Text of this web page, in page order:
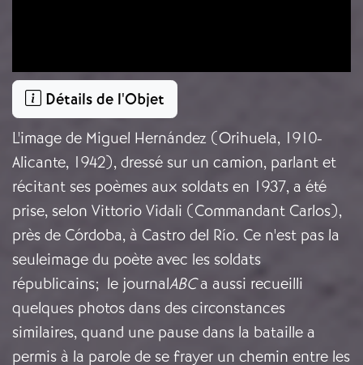
Détails de l'Objet
L'image de Miguel Hernández (Orihuela, 1910-
Alicante, 1942), dressé sur un camion, parlant et
récitant ses poèmes aux soldats en 1937, a été
prise, selon Vittorio Vidali (Commandant Carlos),
près de Córdoba, à Castro del Río. Ce n'est pas la
seuleimage du poète avec les soldats
républicains; le journalABCa aussi recueilli
quelques photos dans des circonstances
similaires, quand une pause dans la bataille a
permis à la parole de se frayer un chemin entre les